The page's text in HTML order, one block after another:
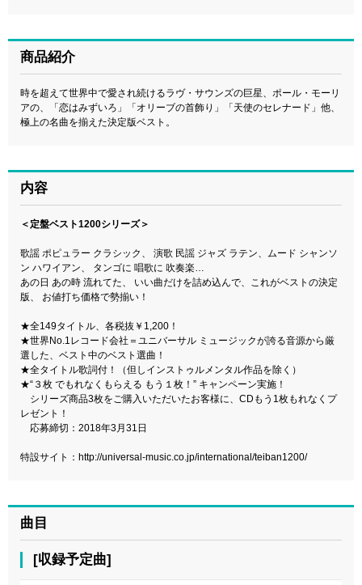
商品紹介
時を超えて世界中で愛され続けるラヴ・サウンズの巨星、ポール・モーリ
アの、「恋はみずいろ」「オリーブの首飾り」「天使のセレナード」他、
極上の名曲を揃えた決定版ベスト。
内容
＜定盤ベスト1200シリーズ＞
歌謡 ポピュラー クラシック、 演歌 民謡 ジャズ ラテン、ムード シャンソ
ン ハワイアン、 タンゴに 唱歌に 吹奏楽…
あの日 あの時 流れてた、 いい曲だけを詰め込んで、これがベストの決定
版、 お値打ち価格で勢揃い！
★全149タイトル、各税抜￥1,200！
★世界No.1レコード会社＝ユニバーサル ミュージックが誇る音源から厳
選した、ベスト中のベスト選曲！
★全タイトル歌詞付！（但しインストゥルメンタル作品を除く）
★“３枚 でもれなくもらえる もう１枚！” キャンペーン実施！
シリーズ商品3枚をご購入いただいたお客様に、CDもう1枚もれなくプ
レゼント！
応募締切：2018年3月31日
特設サイト： http://universal-music.co.jp/international/teiban1200/
曲目
[収録予定曲]